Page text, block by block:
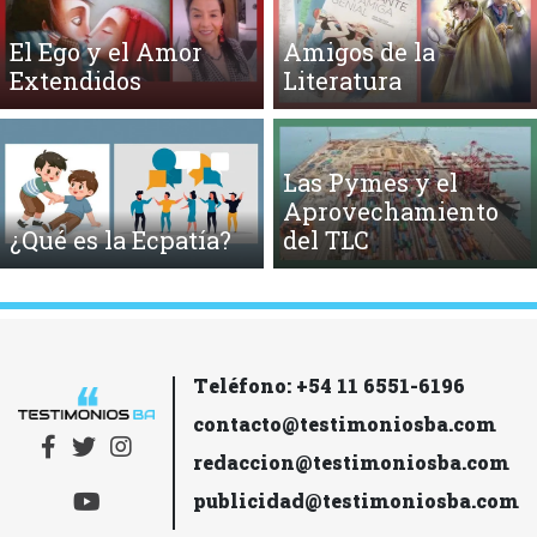
El Ego y el Amor
Extendidos
Amigos de la
Literatura
¿Qué es la Ecpatía?
Las Pymes y el
Aprovechamiento
del TLC
Teléfono: +54 11 6551-6196
contacto@testimoniosba.com
redaccion@testimoniosba.com
publicidad@testimoniosba.com